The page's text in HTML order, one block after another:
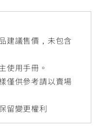
MT-
150
建議售價，未包含
使用手冊。
僅供參考請以賣場
留變更權利